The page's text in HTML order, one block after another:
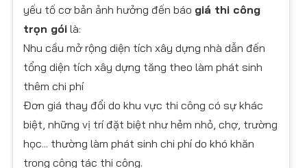
yếu tố cơ bản ảnh hưởng đến báo giá thi công
trọn gói là:
Nhu cầu mở rộng diện tích xây dựng nhà dẫn đến
tổng diện tích xây dựng tăng theo làm phát sinh
thêm chi phí
Đơn giá thay đổi do khu vực thi công có sự khác
biệt, những vị trí đặt biệt như hẻm nhỏ, chợ, trường
học... thường làm phát sinh chi phí do khó khăn
trong công tác thi công.